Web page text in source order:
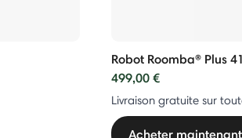
Robot Roomba® Plus
499,00 €
Livraison gratuite sur
Acheter maintenant